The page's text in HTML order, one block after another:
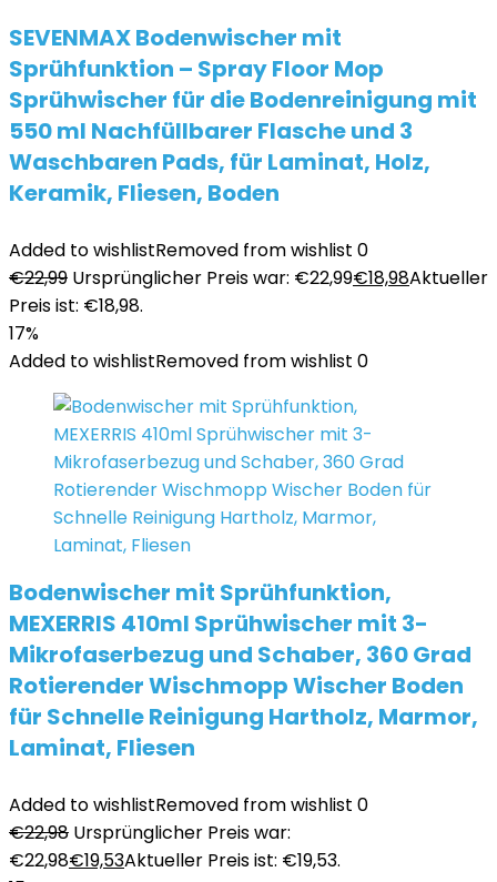
SEVENMAX Bodenwischer mit
Sprühfunktion – Spray Floor Mop
Sprühwischer für die Bodenreinigung mit
550 ml Nachfüllbarer Flasche und 3
Waschbaren Pads, für Laminat, Holz,
Keramik, Fliesen, Boden
Added to wishlistRemoved from wishlist 0
€22,99 Ursprünglicher Preis war: €22,99€18,98Aktueller
Preis ist: €18,98.
17%
Added to wishlistRemoved from wishlist 0
Bodenwischer mit Sprühfunktion,
MEXERRIS 410ml Sprühwischer mit 3-
Mikrofaserbezug und Schaber, 360 Grad
Rotierender Wischmopp Wischer Boden
für Schnelle Reinigung Hartholz, Marmor,
Laminat, Fliesen
Added to wishlistRemoved from wishlist 0
€22,98 Ursprünglicher Preis war:
€22,98€19,53Aktueller Preis ist: €19,53.